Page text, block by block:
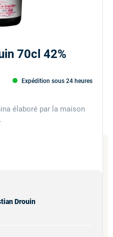
70cl 42%
élaboré par la maison
Expédition sous 24 heures
Drouin